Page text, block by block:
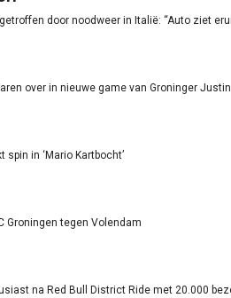
door noodweer in Italië: “Auto ziet
over in nieuwe game van Groninger
in ‘Mario Kartbocht’
Groningen tegen Volendam
na Red Bull District Ride met 20.000